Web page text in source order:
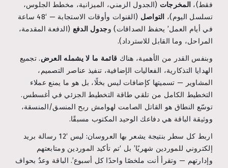
فقط)، المخرجات (الجدول الزمني، الميزانية، مخطط الجلوس،
تسلسل اليوم)، التواصل
(القنوات وأوقات الاستجابة — ‘48 ساعة
في أيام العمل’ يحفظ الصداقات) وجدول الدفع (الدفعة المقدمة،
المراحل، وما القابل للاسترداد).
وبنفس القدر من الأهمية، هناك قائمة ما لا يشمله العرض. تجميع
الهدايا التذكارية، الفعاليات الإضافية، تنفيذ عناصر التصميم،
المشاوير — تسميتها كإضافات ليس بخلًا، بل هو ما يمنع عملاء
التخطيط الكامل من تلقي طاقة التخطيط الجزئي في أغسطس.
توسّع النطاق هو القاتل الصامت لهوامش ربح المنسق/المنسقة،
ووثيقة الباقة هي دفاعك الوحيد المكتوب مسبقًا.
اربط كل سطر بنتيجة يشعر بها العروسان: ليس ‘12 رسالة بريد
إلكتروني للموردين شهريًا’ بل ‘تم تأكيد الموردين ومتابعتهم
وإدارتهم — وتقرأ أنت ملخصًا واحدًا كل أسبوع’. الباقة وعدٌ بحواف